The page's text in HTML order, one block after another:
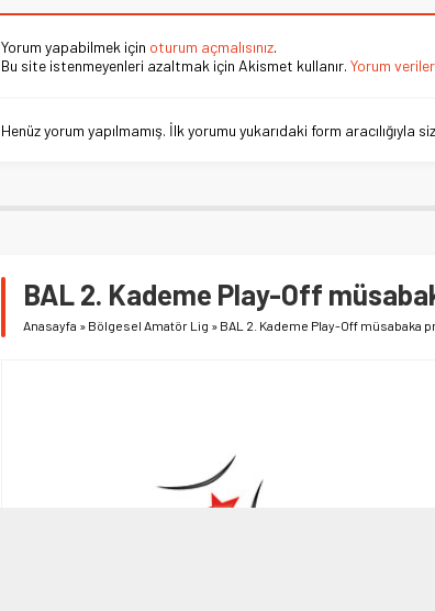
Yorum yapabilmek için oturum açmalısınız.
Bu site istenmeyenleri azaltmak için Akismet kullanır. Yorum
Henüz yorum yapılmamış. İlk yorumu yukarıdaki form aracılığıyla
BAL 2. Kademe Play-Off
Anasayfa » Bölgesel Amatör Lig » BAL 2. Kademe Play-Off müsabaka